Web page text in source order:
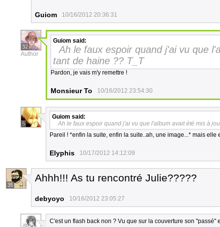
Guiom 10/16/2012 20:36:31
32
Author
Guiom said:
Ah le faux espoir quand j'ai vu que
tant de haine ?? T_T
Pardon, je vais m'y remettre !
Monsieur To 10/16/2012 23:54:30
5
Guiom said:
Ah le faux espoir quand j'ai vu que l'album avait été mis à
Pareil ! *enfin la suite, enfin la suite..ah, une image...* mais
Elyphis 10/17/2012 14:12:09
35
Ahhh!!! As tu rencontré Julie?????
debyoyo 10/16/2012 23:05:27
C'est un flash back non ? Vu que sur la couverture son "passé"